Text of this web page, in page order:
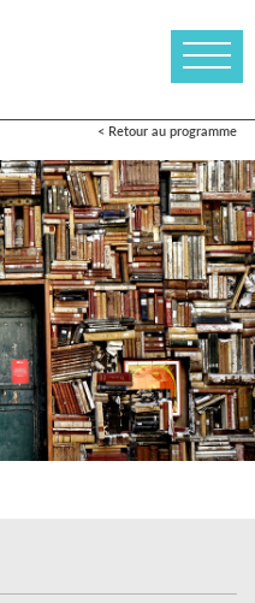
< Retour au programme